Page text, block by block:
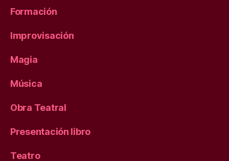
Formación
Improvisación
Magia
Música
Obra Teatral
Presentación libro
Teatro